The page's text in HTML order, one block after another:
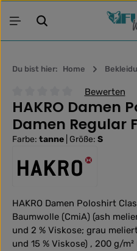
Zum Hauptinhalt springen
Du bist hier: Home
Durchschnittliche
Bewerten
HAKRO Damen
Damen Regular
Farbe: tanne Größe: S
HAKRO Damen Poloshirt
Baumwolle (CmiA) (ash
und 2 % Viskose; grau
und 15 % Viskose) , 200 g/